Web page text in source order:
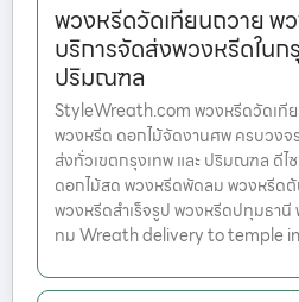
พวงหรีดวัดเทียนถวาย พ
บริการจัดส่งพวงหรีดในก
ปริมณฑล
StyleWreath.com พวงหรีดวัดเทีย
พวงหรีด ดอกไม้จัดงานศพ ครบวงจ
ส่งทั่วเขตกรุงเทพ และ ปริมณฑล ดีไ
ดอกไม้สด พวงหรีดพัดลม พวงหรีดต้
พวงหรีดสำเร็จรูป พวงหรีดปทุมธา
ทม Wreath delivery to temple